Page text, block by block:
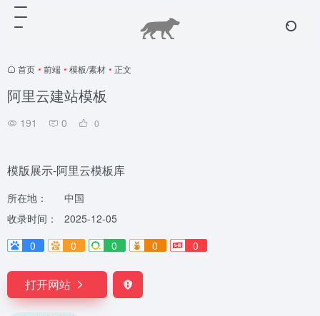
首页 • 前端 • 模板/素材 • 正文
阿里云建站模板
191 0 0
模版展示-阿里云模板库
所在地：
中国
收录时间：
2025-12-05
0
0 0 0 0
打开网站